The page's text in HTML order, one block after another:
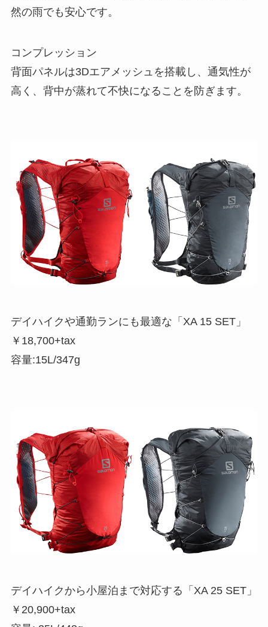
然の雨でも安心です。
コンプレッション
背面パネルは3Dエアメッシュを搭載し、通気性が
高く、背中が蒸れて不快になることを防ぎます。
デイハイクや通勤ランにも最適な「XA 15 SET」
￥18,700+tax
容量:15L/347g
デイハイクから小屋泊まで対応する「XA 25 SET」
￥20,900+tax